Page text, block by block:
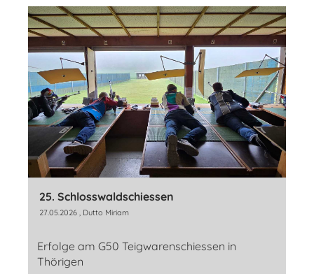
25. Schlosswaldschiessen
27.05.2026 , Dutto Miriam
Erfolge am G50 Teigwarenschiessen in
Thörigen